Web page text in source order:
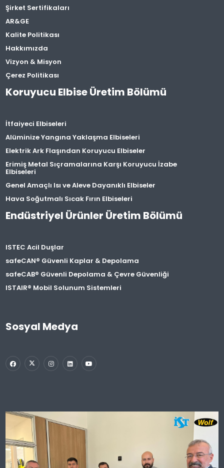
Şirket Sertifikaları
AR&GE
Kalite Politikası
Hakkımızda
Vizyon & Misyon
Çerez Politikası
Koruyucu Elbise Üretim Bölümü
İtfaiyeci Elbiseleri
Alüminize Yangına Yaklaşma Elbiseleri
Elektrik Ark Flaşından Koruyucu Elbiseler
Erimiş Metal Sıçramalarına Karşı Koruyucu İzabe
Elbiseleri
Genel Amaçlı Isı ve Aleve Dayanıklı Elbiseler
Hava Soğutmalı Sıcak Fırın Elbiseleri
Endüstriyel Ürünler Üretim Bölümü
ISTEC Acil Duşlar
safeCAN® Güvenli Kaplar & Depolama
safeCAB® Güvenli Depolama & Çevre Güvenliği
ISTAIR® Mobil Solunum Sistemleri
Sosyal Medya